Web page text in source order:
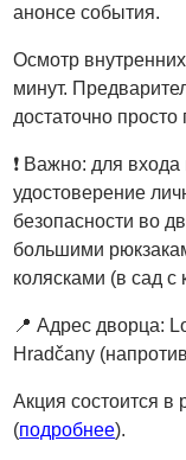
анонсе события.
Осмотр
минут.
достаточно просто
❗️ Важно: для входа
удостоверение
безопасности во
большими
колясками (в сад с
📍 Адрес дворца:
Hradčany
Акция состоится
(подробнее).